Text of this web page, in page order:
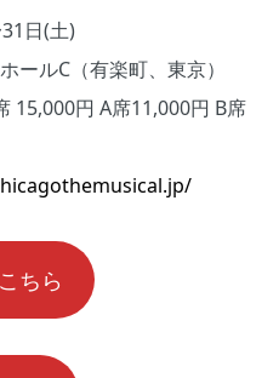
日(土)
ルC（有楽町、東京）
15,000円 A席11,000円 B席
ちら